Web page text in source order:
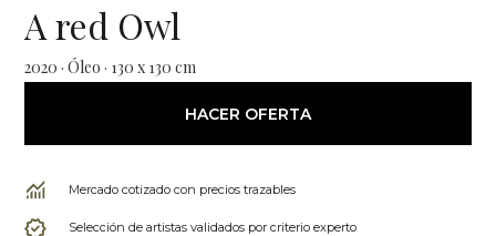
A red Owl
2020 · Óleo · 130 x 130 cm
HACER OFERTA
Mercado cotizado con precios trazables
Selección de artistas validados por criterio experto